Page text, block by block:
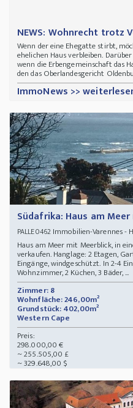
NEWS: Wohnrecht trotz
Wenn der eine Ehegatte stirbt,
ehelichen Haus verbleiben.
wenn die Erbengemeinschaft das
den das Oberlandesgericht
ImmoNews >>
Südafrika: Haus am
PALLE0462Immobilien-Varennes -
Haus am Meer mit Meerblick, in
verkaufen. Hanglage: 2 Etagen,
Eingänge, windgeschützt. In 2-4
Wohnzimmer, 2 Küchen, 3 Bäder, ...
Zimmer: 8
Wohnfläche: 246,00m²
Grundstück: 402,00m²
Western Cape
Preis:
298.000,00 €
~ 255.505,00 £
~ 329.648,00 $